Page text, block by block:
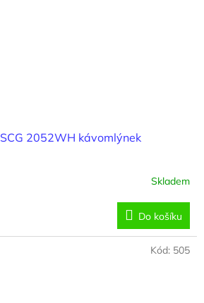
SCG 2052WH kávomlýnek
Skladem
Do košíku
Kód: 505